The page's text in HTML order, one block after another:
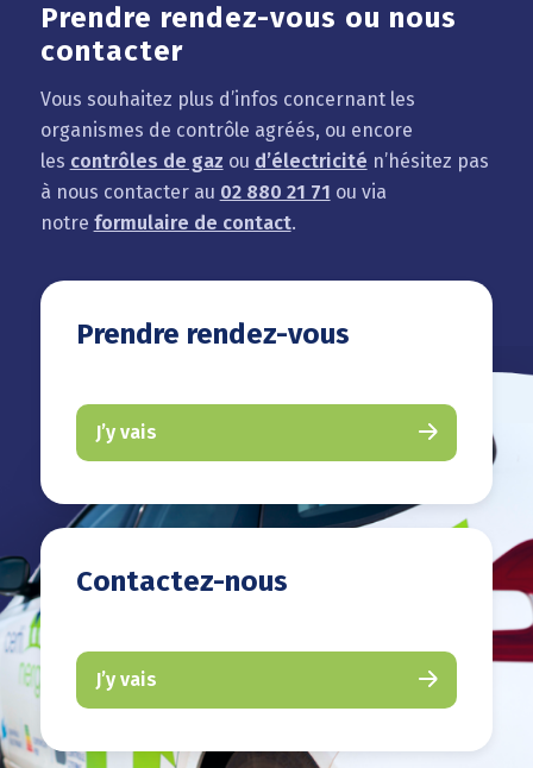
Prendre rendez-vous ou nous
contacter
Vous souhaitez plus d’infos concernant les
organismes de contrôle agréés, ou encore
les contrôles de gaz ou d’électricité n’hésitez pas
à nous contacter au 02 880 21 71 ou via
notre formulaire de contact.
Prendre rendez-vous
J’y vais
Contactez-nous
J’y vais